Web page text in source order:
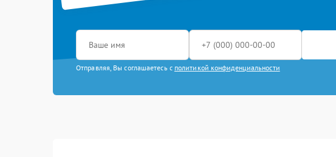
Отправляя, Вы соглашаетесь с политикой конфиденциальности